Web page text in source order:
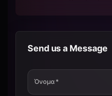
Send us a Message
Όνομα*